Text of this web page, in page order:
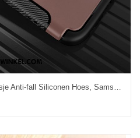
Samsung Galaxy A5 2017 Hoesje Anti-fall Siliconen Hoes, Samsung Galaxy A5 2017 Hoesje Mobiele Telefoon Trend